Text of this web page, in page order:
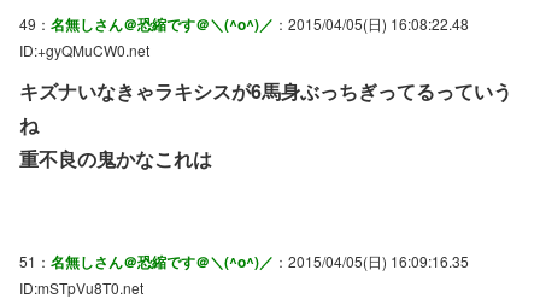
49： 名無しさん＠恐縮です＠＼(^o^)／ ：2015/04/05(日) 16:08:22.48
ID:+gyQMuCW0.net
キズナいなきゃラキシスが6馬身ぶっちぎってるっていう
ね
重不良の鬼かなこれは
51： 名無しさん＠恐縮です＠＼(^o^)／ ：2015/04/05(日) 16:09:16.35
ID:mSTpVu8T0.net